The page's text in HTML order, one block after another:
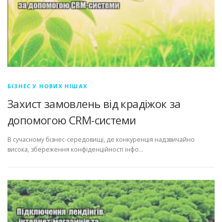
БІЗНЕС У НОВИХ НІШАХ
Захист замовлень від крадіжок за
допомогою CRM-системи
В сучасному бізнес-середовищі, де конкуренція надзвичайно
висока, збереження конфіденційності інфо…